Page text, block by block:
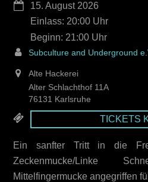
15. August 2026
21:00
Einlass: 20:00
Subculture and Underground
Alte Hackerei
Alter Schlachthof 11A
76131 Karlsruhe
TICKETS
Ein sanfter Tritt in die
Zeckenmucke/Linke
Mittelfingermucke angegriffen